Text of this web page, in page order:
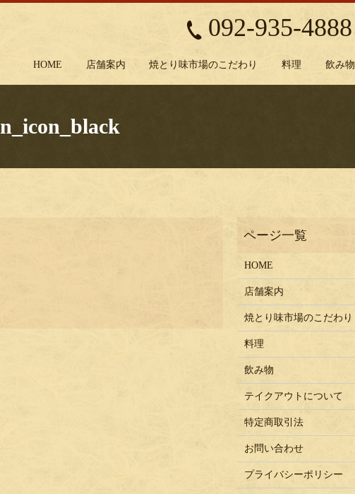
092-935-4888
HOME 店舗案内 焼とり味市場のこだわり 料理 飲み物
HOME
店舗案内
焼とり味市場のこだわり
料理
飲み物
テイクアウトについて
特定商取引法
お問い合わせ
プライバシーポリシー